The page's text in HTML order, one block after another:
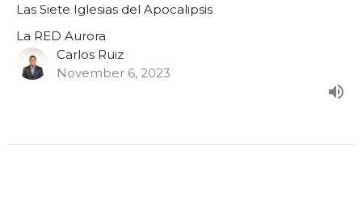
Las Siete Iglesias del Apocalipsis
La RED Aurora
Carlos Ruiz
November 6, 2023